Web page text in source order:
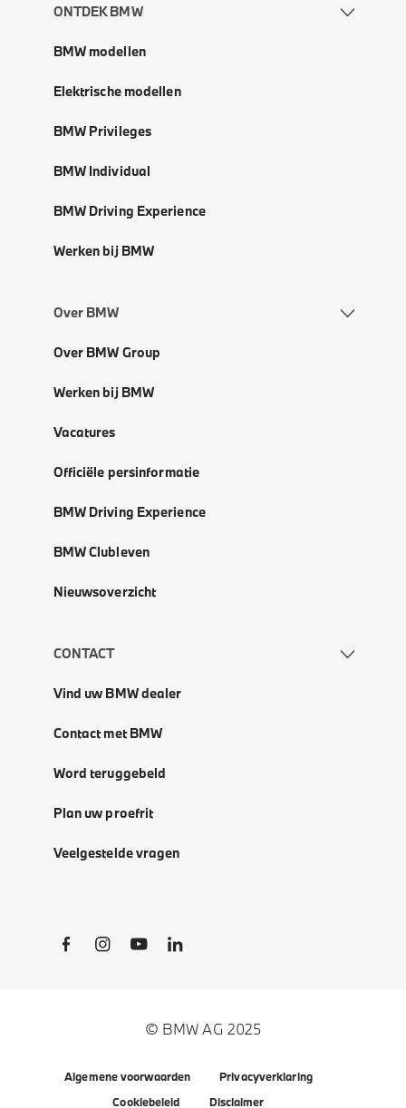
ONTDEK BMW
BMW modellen
Elektrische modellen
BMW Privileges
BMW Individual
BMW Driving Experience
Werken bij BMW
Over BMW
Over BMW Group
Werken bij BMW
Vacatures
Officiële persinformatie
BMW Driving Experience
BMW Clubleven
Nieuwsoverzicht
CONTACT
Vind uw BMW dealer
Contact met BMW
Word teruggebeld
Plan uw proefrit
Veelgestelde vragen
Social Links
© BMW AG 2025
Algemene voorwaarden
Privacyverklaring
Cookiebeleid
Disclaimer